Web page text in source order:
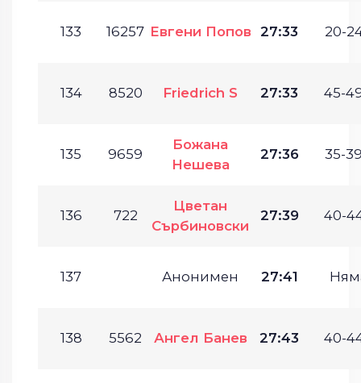
133 16257 Евгени Попов 27:33 20-
134 8520 Friedrich S 27:33 45-
135 9659
Божана
Нешева
27:36 35-
136 722
Цветан
Сърбиновски
27:39 40-
137 Анонимен 27:41
138 5562 Ангел Банев 27:43 40-